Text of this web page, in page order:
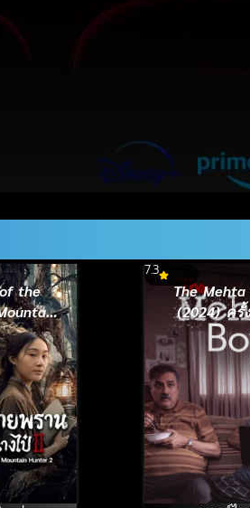
the
ห่งเขา
7.3
The Mehta
(2024) ครั้
คิดถึงพ่